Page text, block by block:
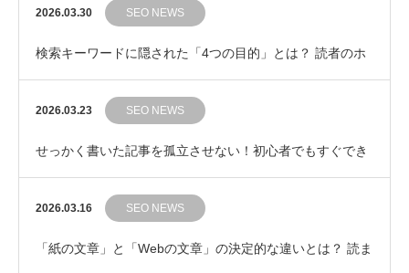
「タイトル修正」3つのポイント
2026.03.30 SEO NEWS
検索キーワードに隠された「4つの目的」とは？ 読者のホ
ンネを見抜く検索意図の基本
2026.03.23 SEO NEWS
せっかく書いた記事を孤立させない！初心者でもすぐでき
る「内部リンク」の自然な繋ぎ方
2026.03.16 SEO NEWS
「紙の文章」と「Webの文章」の決定的な違いとは？ 読ま